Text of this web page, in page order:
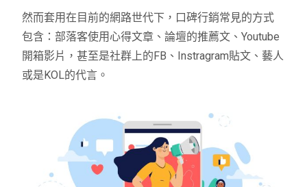
然而套用在目前的網路世代下，口碑行銷常見的方式
包含：部落客使用心得文章、論壇的推薦文、Youtube
開箱影片，甚至是社群上的FB、Instragram貼文、藝人
或是KOL的代言。